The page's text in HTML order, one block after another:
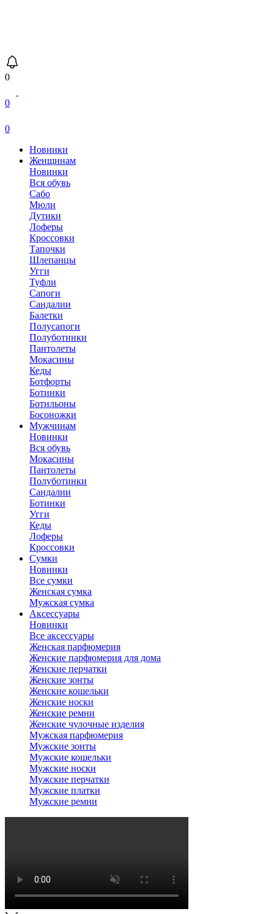
0
0
0
Новинки
Женщинам
Новинки
Вся обувь
Сабо
Мюли
Дутики
Лоферы
Кроссовки
Тапочки
Шлепанцы
Угги
Туфли
Сапоги
Сандалии
Балетки
Полусапоги
Полуботинки
Пантолеты
Мокасины
Кеды
Ботфорты
Ботинки
Ботильоны
Босоножки
Мужчинам
Новинки
Вся обувь
Мокасины
Пантолеты
Полуботинки
Сандалии
Ботинки
Угги
Кеды
Лоферы
Кроссовки
Сумки
Новинки
Все сумки
Женская сумка
Мужская сумка
Аксессуары
Новинки
Все аксессуары
Женская парфюмерия
Женские парфюмерия для дома
Женские перчатки
Женские зонты
Женские кошельки
Женские носки
Женские ремни
Женские чулочные изделия
Мужская парфюмерия
Мужские зонты
Мужские кошельки
Мужские носки
Мужские перчатки
Мужские платки
Мужские ремни